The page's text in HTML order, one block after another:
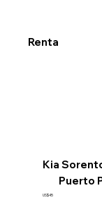
Renta
Kia
Puerto
US$45